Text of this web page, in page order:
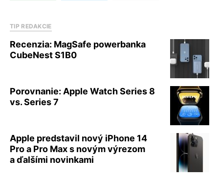
TIP REDAKCIE
Recenzia: MagSafe powerbanka
CubeNest S1B0
Porovnanie: Apple Watch Series 8
vs. Series 7
Apple predstavil nový iPhone 14
Pro a Pro Max s novým výrezom
a ďalšími novinkami